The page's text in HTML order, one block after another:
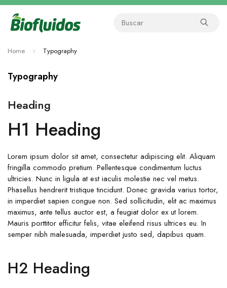
Typography
Home Typography
Heading
H1 Heading
Lorem ipsum dolor sit amet, consectetur adipiscing elit. Aliquam
fringilla commodo pretium. Pellentesque condimentum luctus
ultricies. Nunc in ligula at est iaculis molestie nec vel metus.
Phasellus hendrerit tristique tincidunt. Donec gravida varius tortor,
in imperdiet sapien congue non. Sed sollicitudin, elit ac maximus
maximus, ante tellus auctor est, a feugiat dolor ex ut lorem.
Mauris porttitor efficitur felis, vitae eleifend risus ultrices eu. In
semper nibh malesuada, imperdiet justo sed, dapibus quam.
H2 Heading